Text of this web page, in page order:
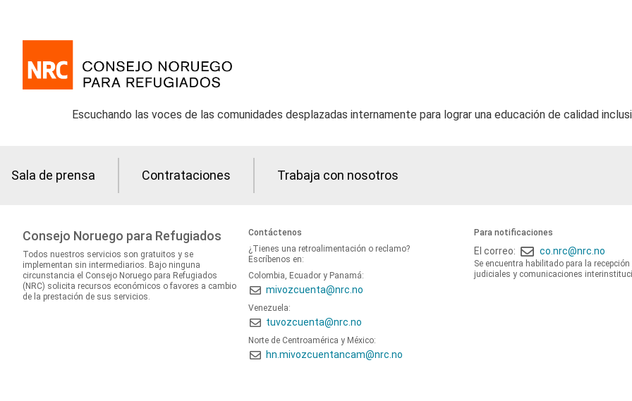
Escuchando las voces de las comunidades desplazadas internamente para lograr una educación de calidad
Sala de prensa Contrataciones Trabaja con nosotros
Consejo Noruego para Refugiados
Todos nuestros servicios son gratuitos y se
implementan sin intermediarios. Bajo ninguna
circunstancia el Consejo Noruego para Refugiados
(NRC) solicita recursos económicos o favores a cambio
de la prestación de sus servicios.
Contáctenos
¿Tienes una retroalimentación o reclamo?
Escríbenos en:
Colombia, Ecuador y Panamá:
mivozcuenta@nrc.no
Venezuela:
tuvozcuenta@nrc.no
Norte de Centroamérica y México:
hn.mivozcuentancam@nrc.no
Para notificaciones
El correo: co.nrc@nrc.no
Se encuentra habilitado para la
judiciales y comunicaciones